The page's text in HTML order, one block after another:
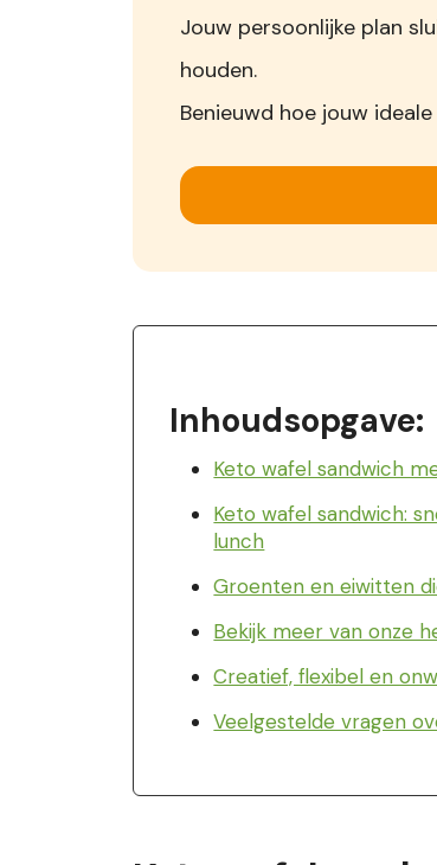
Jouw persoonlijke plan
houden.
Benieuwd hoe jouw
Inhoudsopgave:
Keto wafel sandwich
Keto wafel sandwich:
lunch
Groenten en eiwitten
Bekijk meer van onze
Creatief, flexibel en
Veelgestelde vragen